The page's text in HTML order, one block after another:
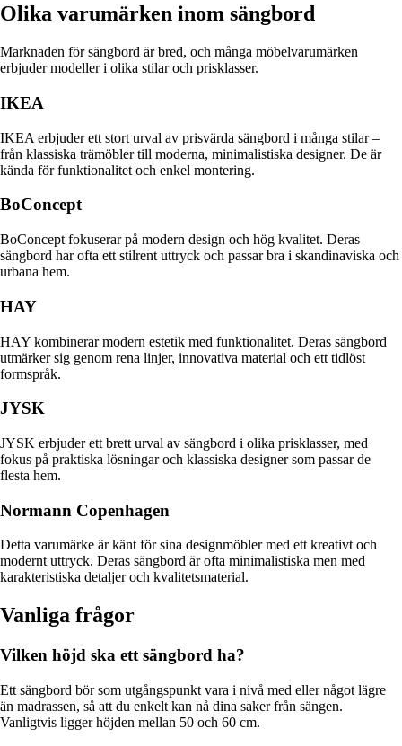
Olika varumärken inom sängbord
Marknaden för sängbord är bred, och många möbelvarumärken
erbjuder modeller i olika stilar och prisklasser.
IKEA
IKEA erbjuder ett stort urval av prisvärda sängbord i många stilar –
från klassiska trämöbler till moderna, minimalistiska designer. De är
kända för funktionalitet och enkel montering.
BoConcept
BoConcept fokuserar på modern design och hög kvalitet. Deras
sängbord har ofta ett stilrent uttryck och passar bra i skandinaviska och
urbana hem.
HAY
HAY kombinerar modern estetik med funktionalitet. Deras sängbord
utmärker sig genom rena linjer, innovativa material och ett tidlöst
formspråk.
JYSK
JYSK erbjuder ett brett urval av sängbord i olika prisklasser, med
fokus på praktiska lösningar och klassiska designer som passar de
flesta hem.
Normann Copenhagen
Detta varumärke är känt för sina designmöbler med ett kreativt och
modernt uttryck. Deras sängbord är ofta minimalistiska men med
karakteristiska detaljer och kvalitetsmaterial.
Vanliga frågor
Vilken höjd ska ett sängbord ha?
Ett sängbord bör som utgångspunkt vara i nivå med eller något lägre
än madrassen, så att du enkelt kan nå dina saker från sängen.
Vanligtvis ligger höjden mellan 50 och 60 cm.